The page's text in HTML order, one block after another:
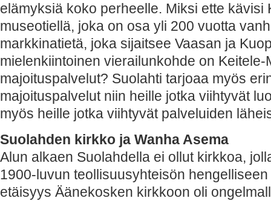
elämyksiä koko perheelle. Miksi ette kävisi
museotiellä, joka on osa yli 200 vuotta
markkinatietä, joka sijaitsee Vaasan ja
mielenkiintoinen vierailunkohde on Keitele-
majoituspalvelut? Suolahti tarjoaa myös
majoituspalvelut niin heille jotka viihtyvät
myös heille jotka viihtyvät palveluiden
Suolahden kirkko ja Wanha Asema
Alun alkaen Suolahdella ei ollut kirkkoa,
1900-luvun teollisuusyhteisön
etäisyys Äänekosken kirkkoon oli